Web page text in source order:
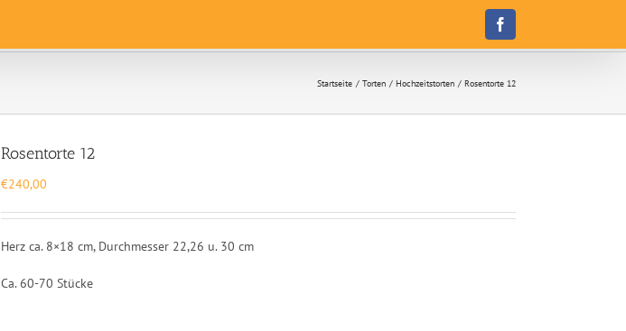
Facebook
Startseite Torten Hochzeitstorten Rosentorte 12
Rosentorte 12
€240,00
Herz ca. 8×18 cm, Durchmesser 22,26 u. 30 cm
Ca. 60-70 Stücke